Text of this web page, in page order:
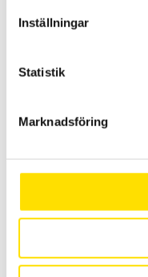
Inställningar
Statistik
Marknadsföring
KERN
KERN
Digital Hårdhetsmätare
genom